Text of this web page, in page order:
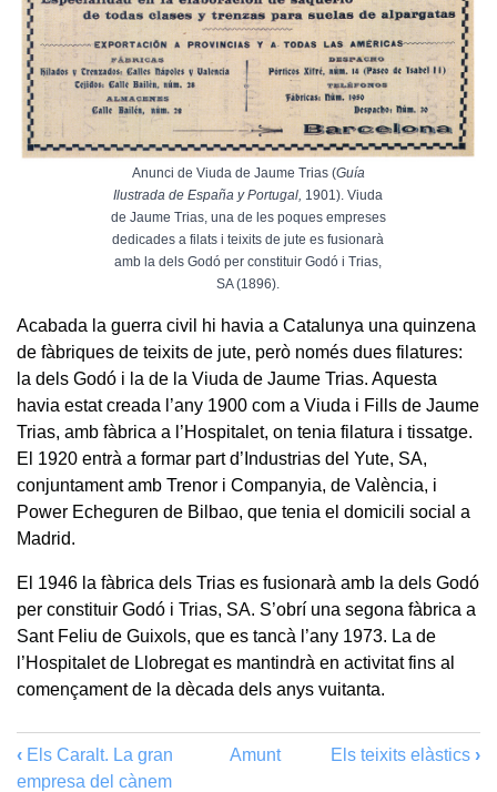
Anunci de Viuda de Jaume Trias (Guía
Ilustrada de España y Portugal, 1901). Viuda
de Jaume Trias, una de les poques empreses
dedicades a filats i teixits de jute es fusionarà
amb la dels Godó per constituir Godó i Trias,
SA (1896).
Acabada la guerra civil hi havia a Catalunya una quinzena
de fàbriques de teixits de jute, però només dues filatures:
la dels Godó i la de la Viuda de Jaume Trias. Aquesta
havia estat creada l’any 1900 com a Viuda i Fills de Jaume
Trias, amb fàbrica a l’Hospitalet, on tenia filatura i tissatge.
El 1920 entrà a formar part d’Industrias del Yute, SA,
conjuntament amb Trenor i Companyia, de València, i
Power Echeguren de Bilbao, que tenia el domicili social a
Madrid.
El 1946 la fàbrica dels Trias es fusionarà amb la dels Godó
per constituir Godó i Trias, SA. S’obrí una segona fàbrica a
Sant Feliu de Guixols, que es tancà l’any 1973. La de
l’Hospitalet de Llobregat es mantindrà en activitat fins al
començament de la dècada dels anys vuitanta.
‹ Els Caralt. La gran
empresa del cànem
Amunt Els teixits elàstics ›